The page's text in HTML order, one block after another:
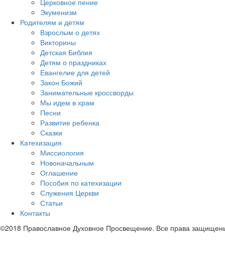
Экуменизм
Родителям и детям
Взрослым о детях
Викторины
Детская Библия
Детям о праздниках
Евангелие для детей
Закон Божий
Занимательные кроссворды
Мы идем в храм
Песни
Развитие ребенка
Сказки
Катехизация
Миссиология
Новоначальным
Оглашение
Пособия по катехизации
Служения Церкви
Статьи
Контакты
©2018 Православное Духовное Просвещение. Все права